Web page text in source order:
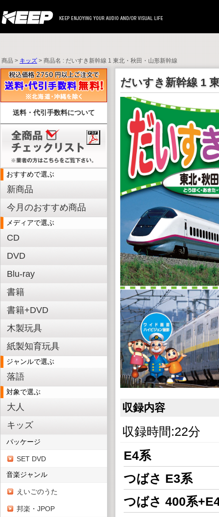
商品 >キッズ> 商品名 : だいすき新幹線 1 東北・秋田・山形新幹線
送料・代引手数料について
おすすめで選ぶ
新商品
今月のおすすめ商品
メディアで選ぶ
CD
DVD
Blu-ray
書籍
書籍+DVD
木製玩具
紙製知育玩具
ジャンルで選ぶ
落語
対象で選ぶ
大人
キッズ
パッケージ
SET DVD
音楽ジャンル
えいごのうた
邦楽・JPOP
だいすき新幹線 1
収録内容
収録時間:22分
E4系
つばさ E3系
つばさ 400系